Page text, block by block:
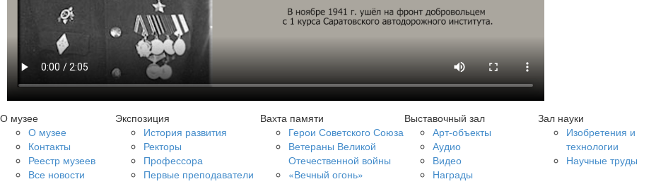
О музее
О музее
Контакты
Реестр музеев
Все новости
Экспозиция
История развития
Ректоры
Профессора
Первые преподаватели
Вахта памяти
Герои Советского Союза
Ветераны Великой
Отечественной войны
«Вечный огонь»
Выставочный зал
Арт-объекты
Аудио
Видео
Награды
Зал науки
Изобретения и
технологии
Научные труды